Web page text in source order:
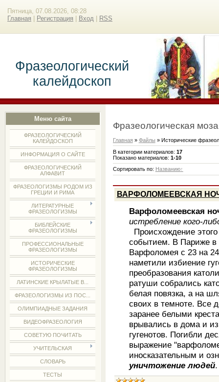
Пятница, 07.08.2026, 08:28
Главная
Регистрация Вход RSS
Фразеологический
калейдоскоп
Меню сайта
ФРАЗЕОЛОГИЧЕСКИЙ
КАЛЕЙДОСКОП
ИНФОРМАЦИЯ О САЙТЕ
ФРАЗЕОЛОГИЧЕСКИЙ
АЛФАВИТ
ФРАЗЕОЛОГИЗМЫ РОДОМ ИЗ
ГРЕЦИИ И РИМА
ЛИТЕРАТУРНЫЕ
ФРАЗЕОЛОГИЗМЫ
БИБЛЕЙСКИЕ
ФРАЗЕОЛОГИЗМЫ
ПРОФЕССИОНАЛЬНЫЕ
ФРАЗЕОЛОГИЗМЫ
ИСТОРИЧЕСКИЕ
ФРАЗЕОЛОГИЗМЫ
ЛАТИНСКИЕ КРЫЛАТЫЕ В...
ФРАЗЕОЛОГИЗМЫ ИЗ ПОС...
ОЛИМПИАДНЫЕ ЗАДАНИЯ
ВИДЕОФРАЗЕОЛОГИЯ
СОВЕТУЮ ПОЧИТАТЬ
УЧИТЕЛЬСКАЯ
СЛОВАРЬ
ТЕСТЫ
Фразеологическая
Главная » Файлы » Исторические
В категории материалов: 17
Показано материалов: 1-10
Сортировать по: Названию
ВАРФОЛОМЕЕВСКАЯ
Варфоломеевская
истребление кого-
Происхождение
событием. В Париже в
Варфоломея с 23 на 24
наметили избиение
преобразования
ратуши собрались
белая повязка, а на
своих в темноте. Все
заранее белыми
врывались в дома и
гугенотов. Погибли
выражение
иносказательным и
уничтожение людей.